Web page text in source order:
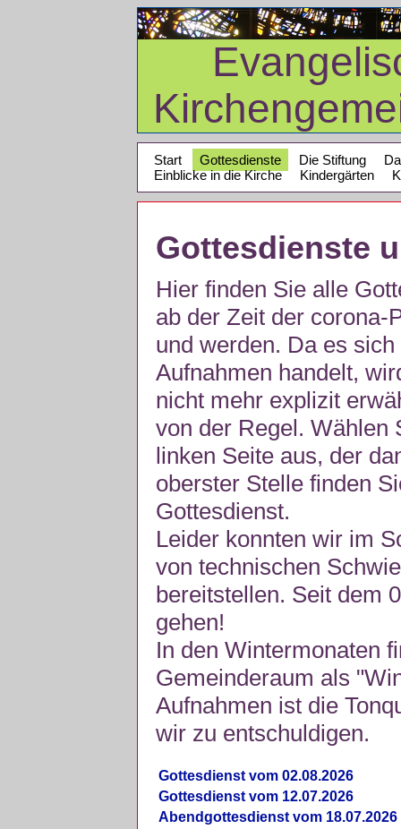
Start Gottesdienste Die Stiftung
Einblicke in die Kirche
Kindergärten
Gottesdienste
Hier finden Sie alle
ab der Zeit der corona-
und werden. Da es
Aufnahmen handelt,
nicht mehr explizit
von der Regel. Wählen
linken Seite aus, der
oberster Stelle finden
Gottesdienst.
Leider konnten wir im
von technischen
bereitstellen. Seit dem
gehen!
In den Wintermonaten
Gemeinderaum als
Aufnahmen ist die
wir zu entschuldigen.
Gottesdienst vom 02.08.2026
Gottesdienst vom 12.07.2026
Abendgottesdienst vom 18.07.2026